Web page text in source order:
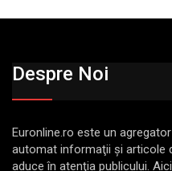
Despre Noi
Euronline.ro este un
automat informaţii şi articole
aduce în atenţia publicului.